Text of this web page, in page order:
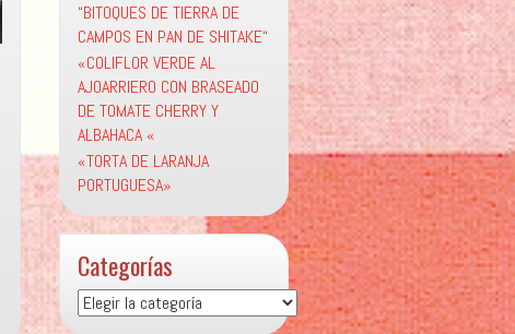
“BITOQUES DE TIERRA DE
CAMPOS EN PAN DE SHITAKE“
«COLIFLOR VERDE AL
AJOARRIERO CON BRASEADO
DE TOMATE CHERRY Y
ALBAHACA «
«TORTA DE LARANJA
PORTUGUESA»
Categorías
Categorías